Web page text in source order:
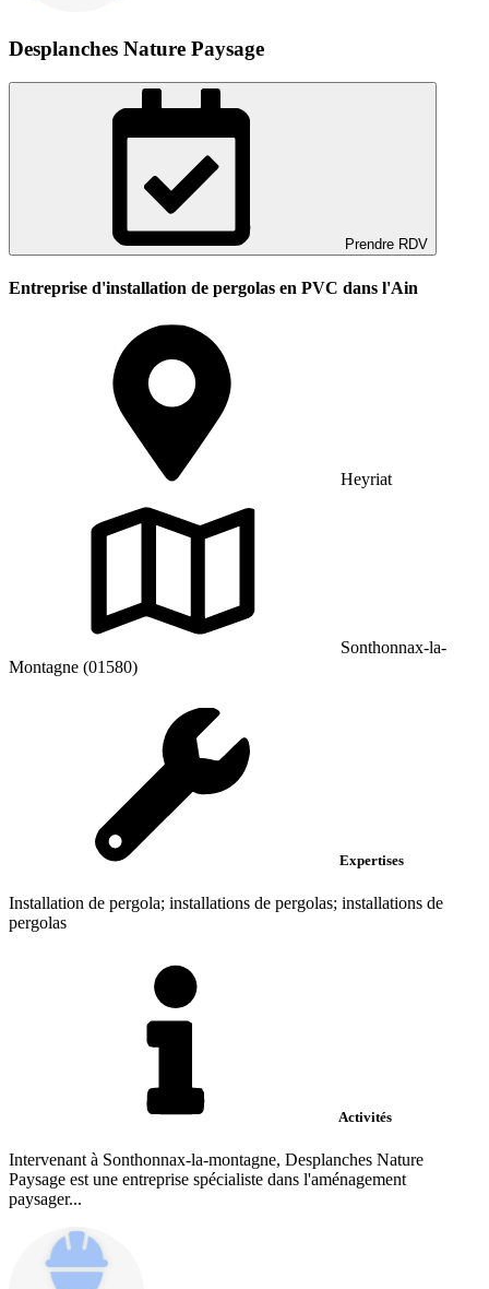
Desplanches Nature Paysage
Prendre RDV
Entreprise d'installation de pergolas en PVC dans l'Ain
Heyriat
Sonthonnax-la-
Montagne (01580)
Expertises
Installation de pergola; installations de pergolas; installations de
pergolas
Activités
Intervenant à Sonthonnax-la-montagne, Desplanches Nature
Paysage est une entreprise spécialiste dans l'aménagement
paysager...